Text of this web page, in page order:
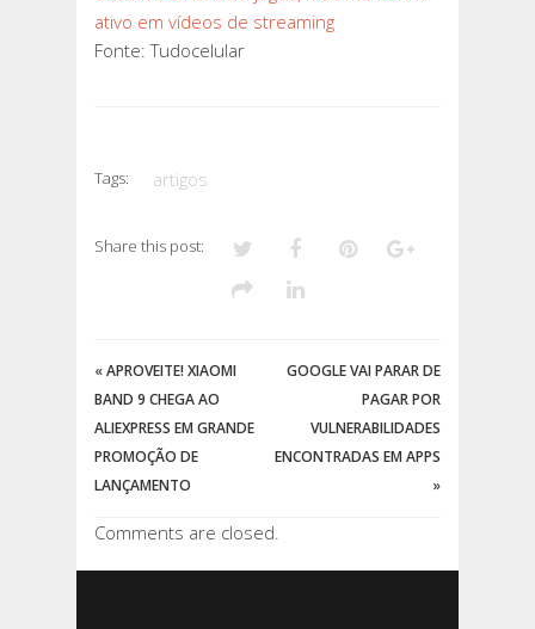
ativo em vídeos de streaming
Fonte: Tudocelular
Tags: artigos
Share this post:
«APROVEITE! XIAOMI
BAND 9 CHEGA AO
ALIEXPRESS EM GRANDE
PROMOÇÃO DE
LANÇAMENTO
GOOGLE VAI PARAR DE
PAGAR POR
VULNERABILIDADES
ENCONTRADAS EM APPS
»
Comments are closed.